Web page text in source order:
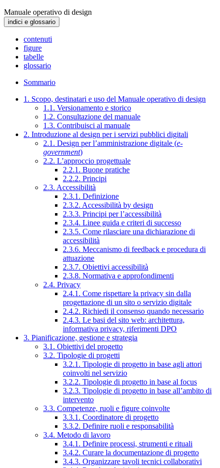
Manuale operativo di design
indici e glossario
contenuti
figure
tabelle
glossario
Sommario
1. Scopo, destinatari e uso del Manuale operativo di design
1.1. Versionamento e storico
1.2. Consultazione del manuale
1.3. Contribuisci al manuale
2. Introduzione al design per i servizi pubblici digitali
2.1. Design per l’amministrazione digitale (e-
government)
2.2. L’approccio progettuale
2.2.1. Buone pratiche
2.2.2. Principi
2.3. Accessibilità
2.3.1. Definizione
2.3.2. Accessibilità by design
2.3.3. Principi per l’accessibilità
2.3.4. Linee guida e criteri di successo
2.3.5. Come rilasciare una dichiarazione di
accessibilità
2.3.6. Meccanismo di feedback e procedura di
attuazione
2.3.7. Obiettivi accessibilità
2.3.8. Normativa e approfondimenti
2.4. Privacy
2.4.1. Come rispettare la privacy sin dalla
progettazione di un sito o servizio digitale
2.4.2. Richiedi il consenso quando necessario
2.4.3. Le basi del sito web: architettura,
informativa privacy, riferimenti DPO
3. Pianificazione, gestione e strategia
3.1. Obiettivi del progetto
3.2. Tipologie di progetti
3.2.1. Tipologie di progetto in base agli attori
coinvolti nel servizio
3.2.2. Tipologie di progetto in base al focus
3.2.3. Tipologie di progetto in base all’ambito di
intervento
3.3. Competenze, ruoli e figure coinvolte
3.3.1. Coordinatore di progetto
3.3.2. Definire ruoli e responsabilità
3.4. Metodo di lavoro
3.4.1. Definire processi, strumenti e rituali
3.4.2. Curare la documentazione di progetto
3.4.3. Organizzare tavoli tecnici collaborativi